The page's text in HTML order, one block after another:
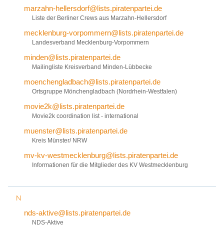
marzahn-hellersdorf@lists.piratenpartei.de
Liste der Berliner Crews aus Marzahn-Hellersdorf
mecklenburg-vorpommern@lists.piratenpartei.de
Landesverband Mecklenburg-Vorpommern
minden@lists.piratenpartei.de
Mailingliste Kreisverband Minden-Lübbecke
moenchengladbach@lists.piratenpartei.de
Ortsgruppe Mönchengladbach (Nordrhein-Westfalen)
movie2k@lists.piratenpartei.de
Movie2k coordination list - international
muenster@lists.piratenpartei.de
Kreis Münster/ NRW
mv-kv-westmecklenburg@lists.piratenpartei.de
Informationen für die Mitglieder des KV Westmecklenburg
N
nds-aktive@lists.piratenpartei.de
NDS-Aktive